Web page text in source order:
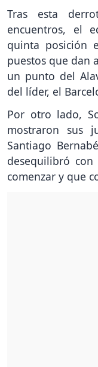
Tras esta
encuentros, el
quinta posición
puestos que dan
un punto del
del líder, el
Por otro lado,
mostraron sus
Santiago
desequilibró
comenzar y que